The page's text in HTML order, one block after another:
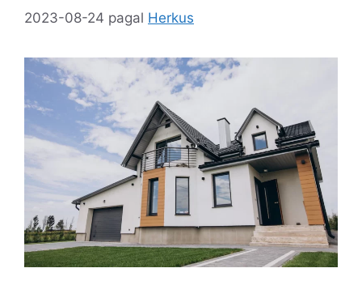
2023-08-24 pagal Herkus